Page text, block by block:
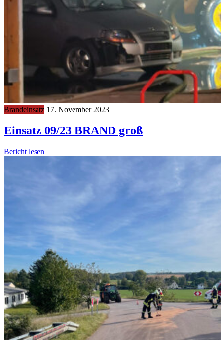
Brandeinsatz 17. November 2023
Einsatz 09/23 BRAND groß
Bericht lesen